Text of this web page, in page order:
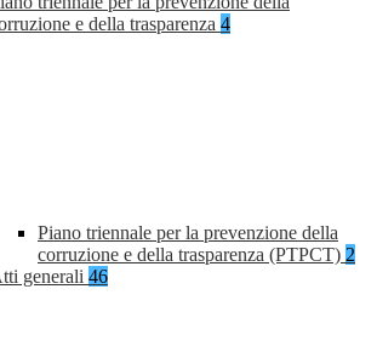
e della trasparenza 4
Piano triennale per la prevenzione della
corruzione e della trasparenza (PTPCT) 2
generali 46